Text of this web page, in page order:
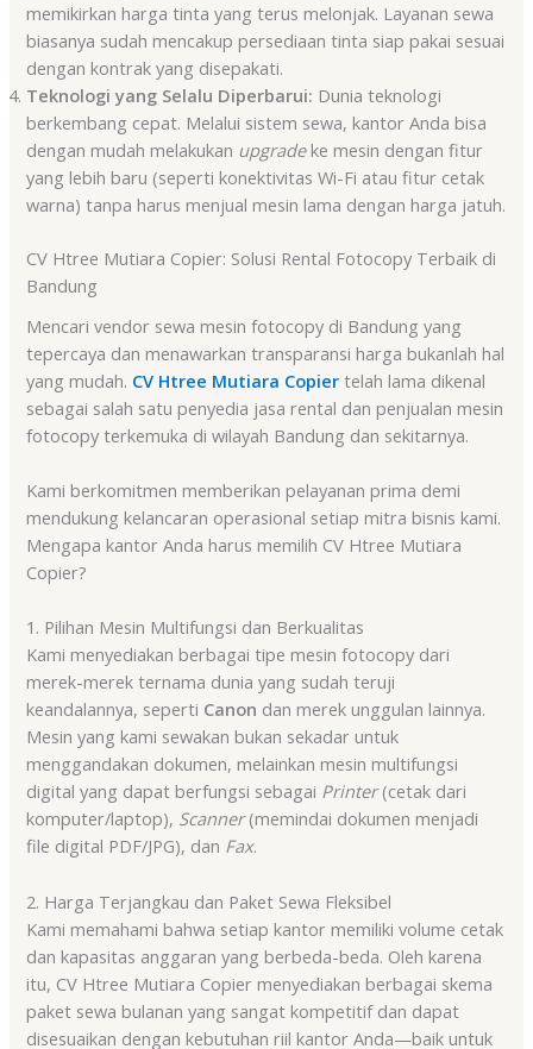
memikirkan harga tinta yang terus melonjak. Layanan sewa
biasanya sudah mencakup persediaan tinta siap pakai sesuai
dengan kontrak yang disepakati.
Teknologi yang Selalu Diperbarui: Dunia teknologi
berkembang cepat. Melalui sistem sewa, kantor Anda bisa
dengan mudah melakukan upgradeke mesin dengan fitur
yang lebih baru (seperti konektivitas Wi-Fi atau fitur cetak
warna) tanpa harus menjual mesin lama dengan harga jatuh.
CV Htree Mutiara Copier: Solusi Rental Fotocopy Terbaik di
Bandung
Mencari vendor sewa mesin fotocopy di Bandung yang
tepercaya dan menawarkan transparansi harga bukanlah hal
yang mudah. CV Htree Mutiara Copier telah lama dikenal
sebagai salah satu penyedia jasa rental dan penjualan mesin
fotocopy terkemuka di wilayah Bandung dan sekitarnya.
Kami berkomitmen memberikan pelayanan prima demi
mendukung kelancaran operasional setiap mitra bisnis kami.
Mengapa kantor Anda harus memilih CV Htree Mutiara
Copier?
1. Pilihan Mesin Multifungsi dan Berkualitas
Kami menyediakan berbagai tipe mesin fotocopy dari
merek-merek ternama dunia yang sudah teruji
keandalannya, seperti Canon dan merek unggulan lainnya.
Mesin yang kami sewakan bukan sekadar untuk
menggandakan dokumen, melainkan mesin multifungsi
digital yang dapat berfungsi sebagai Printer(cetak dari
komputer/laptop), Scanner(memindai dokumen menjadi
file digital PDF/JPG), dan Fax.
2. Harga Terjangkau dan Paket Sewa Fleksibel
Kami memahami bahwa setiap kantor memiliki volume cetak
dan kapasitas anggaran yang berbeda-beda. Oleh karena
itu, CV Htree Mutiara Copier menyediakan berbagai skema
paket sewa bulanan yang sangat kompetitif dan dapat
disesuaikan dengan kebutuhan riil kantor Anda—baik untuk